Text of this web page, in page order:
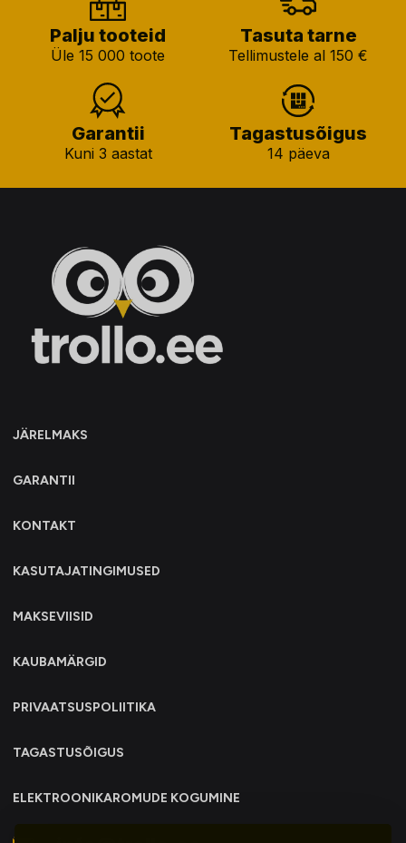
Palju tooteid
Üle 15 000 toote
Tasuta tarne
Tellimustele al 150 €
Garantii
Kuni 3 aastat
Tagastusõigus
14 päeva
JÄRELMAKS
GARANTII
KONTAKT
KASUTAJATINGIMUSED
MAKSEVIISID
KAUBAMÄRGID
PRIVAATSUSPOLIITIKA
TAGASTUSÕIGUS
ELEKTROONIKAROMUDE KOGUMINE